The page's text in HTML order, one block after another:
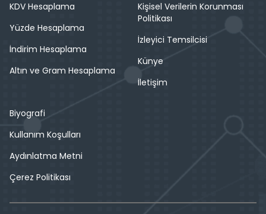
KDV Hesaplama
Yüzde Hesaplama
İndirim Hesaplama
Altın ve Gram Hesaplama
Kişisel Verilerin Korunması
Politikası
İzleyici Temsilcisi
Künye
İletişim
Biyografi
Kullanım Koşulları
Aydınlatma Metni
Çerez Politikası